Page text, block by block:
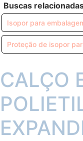
Buscas
Isopor para
Proteção de isopor
CALÇO